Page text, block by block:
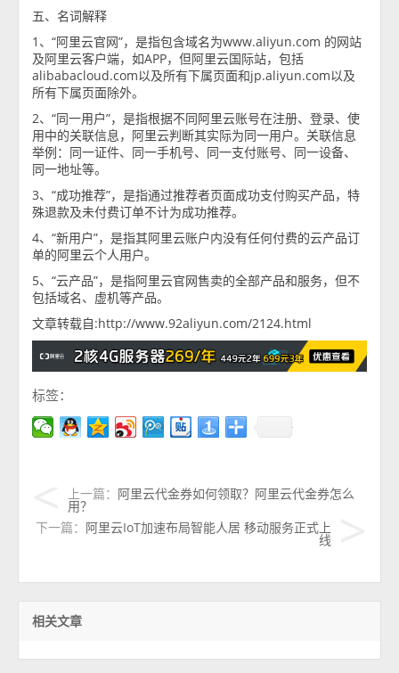
五、名词解释
1、“阿里云官网”，是指包含域名为www.aliyun.com 的网站
及阿里云客户端，如APP，但阿里云国际站，包括
alibabacloud.com以及所有下属页面和jp.aliyun.com以及
所有下属页面除外。
2、“同一用户”，是指根据不同阿里云账号在注册、登录、使
用中的关联信息，阿里云判断其实际为同一用户。关联信息
举例：同一证件、同一手机号、同一支付账号、同一设备、
同一地址等。
3、“成功推荐”，是指通过推荐者页面成功支付购买产品，特
殊退款及未付费订单不计为成功推荐。
4、“新用户”，是指其阿里云账户内没有任何付费的云产品订
单的阿里云个人用户。
5、“云产品”，是指阿里云官网售卖的全部产品和服务，但不
包括域名、虚机等产品。
文章转载自:http://www.92aliyun.com/2124.html
标签：
上一篇： 阿里云代金券如何领取？阿里云代金券怎么
用？
下一篇： 阿里云IoT加速布局智能人居 移动服务正式上
线
相关文章